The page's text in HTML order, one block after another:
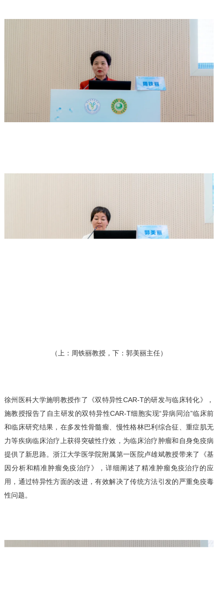
（上：周铁丽教授，下：郭美丽主任）
徐州医科大学施明教授作了《双特异性CAR-T的研发与临床转化》，
施教授报告了自主研发的双特异性CAR-T细胞实现“异病同治”临床前
和临床研究结果，在多发性骨髓瘤、慢性格林巴利综合征、重症肌无
力等疾病临床治疗上获得突破性疗效，为临床治疗肿瘤和自身免疫病
提供了新思路。浙江大学医学院附属第一医院卢雄斌教授带来了《基
因分析和精准肿瘤免疫治疗》，详细阐述了精准肿瘤免疫治疗的应
用，通过特异性方面的改进，有效解决了传统方法引发的严重免疫毒
性问题。